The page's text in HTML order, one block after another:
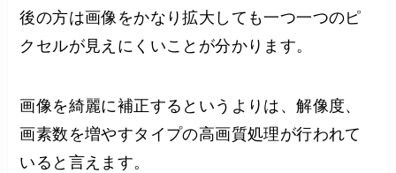
後の方は画像をかなり拡大しても一つ一つのピ
クセルが見えにくいことが分かります。
画像を綺麗に補正するというよりは、解像度、
画素数を増やすタイプの高画質処理が行われて
いると言えます。